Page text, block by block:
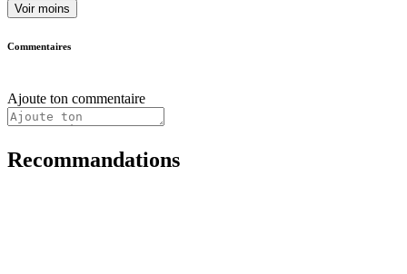
Voir moins
Commentaires
Ajoute ton commentaire
Recommandations